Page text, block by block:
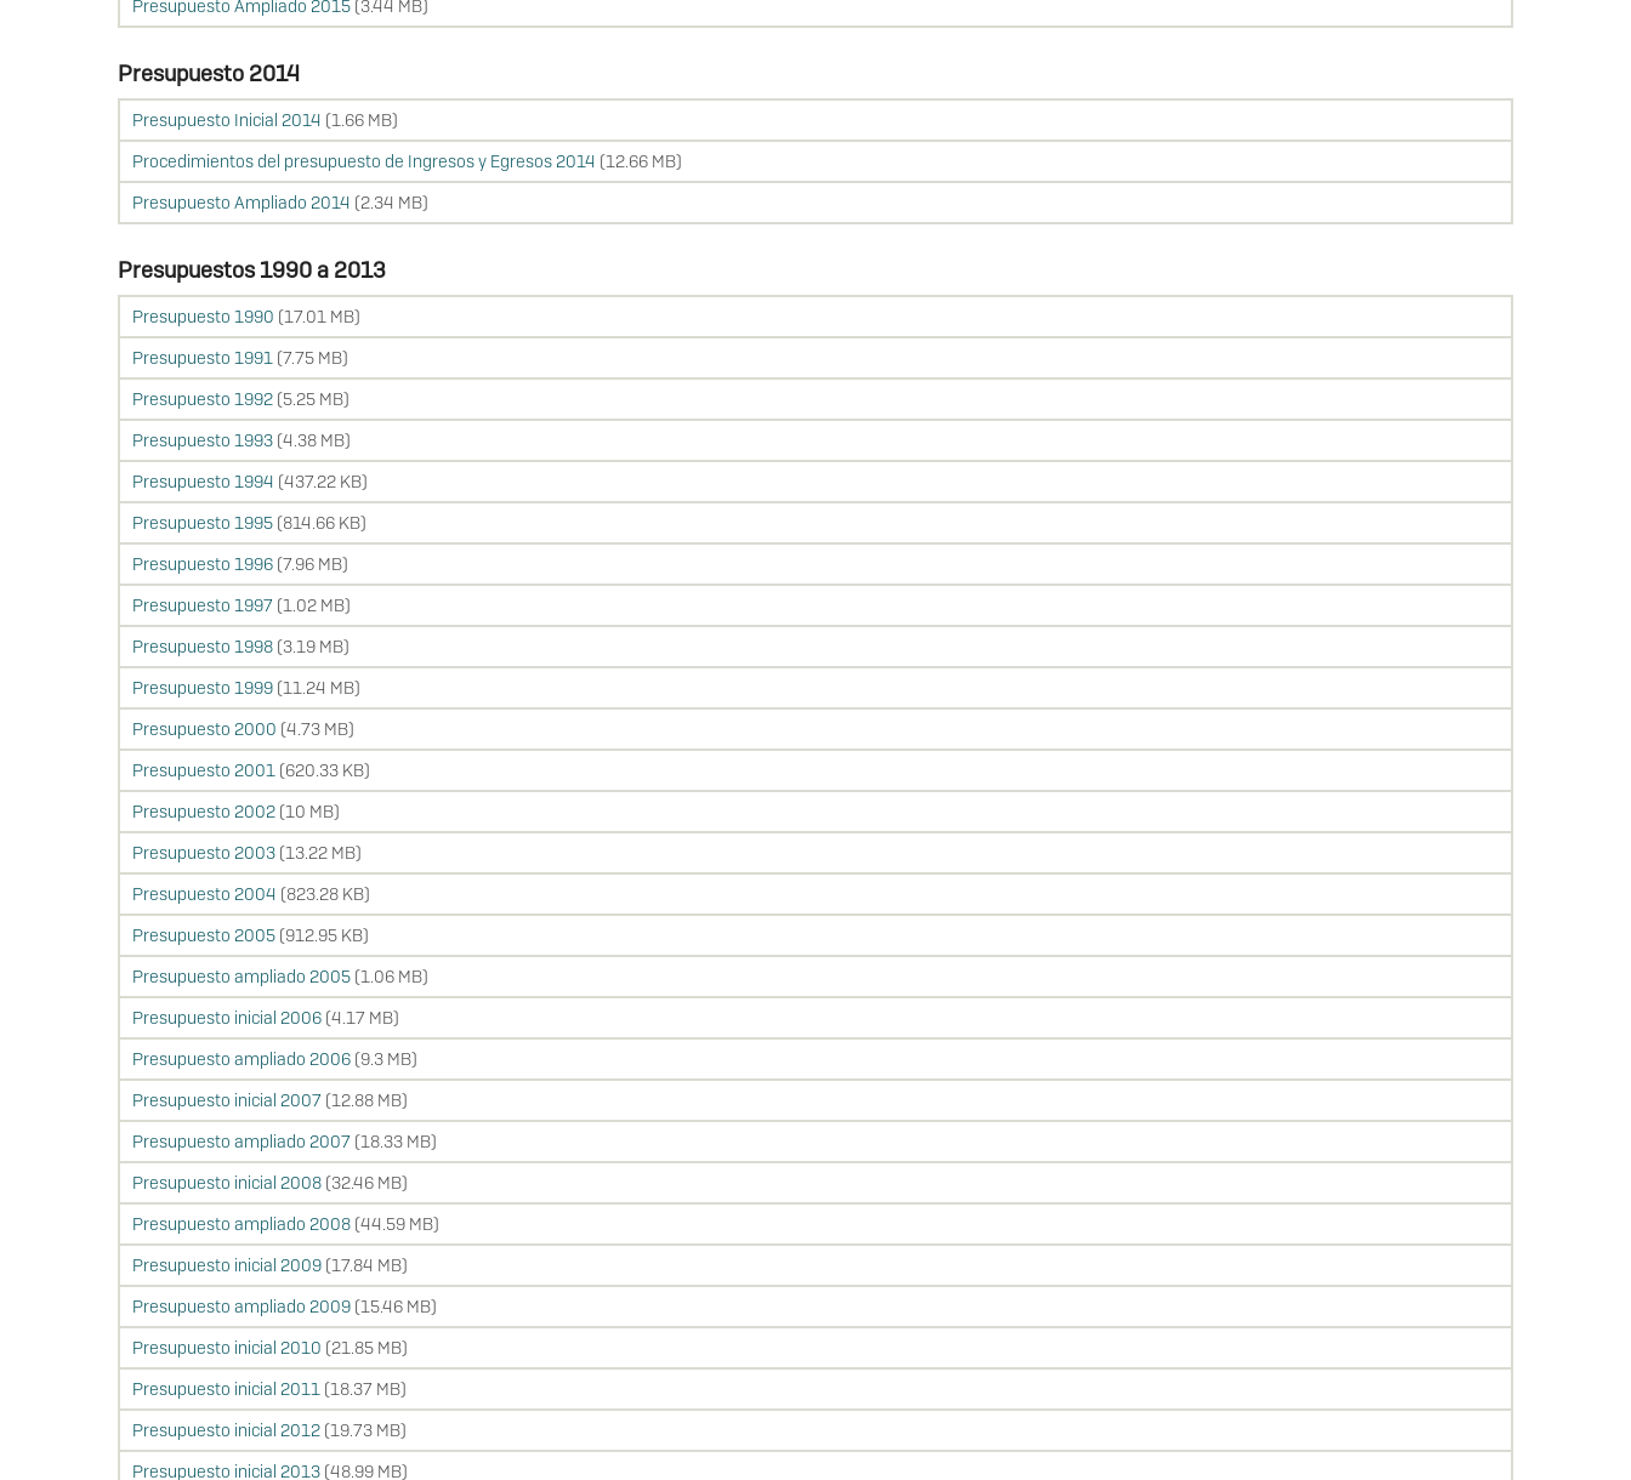
Presupuesto Ampliado 2015 (3.44 MB)
Presupuesto 2014
Presupuesto Inicial 2014 (1.66 MB)
Procedimientos del presupuesto de Ingresos y Egresos 2014 (12.66 MB)
Presupuesto Ampliado 2014 (2.34 MB)
Presupuestos 1990 a 2013
Presupuesto 1990 (17.01 MB)
Presupuesto 1991 (7.75 MB)
Presupuesto 1992 (5.25 MB)
Presupuesto 1993 (4.38 MB)
Presupuesto 1994 (437.22 KB)
Presupuesto 1995 (814.66 KB)
Presupuesto 1996 (7.96 MB)
Presupuesto 1997 (1.02 MB)
Presupuesto 1998 (3.19 MB)
Presupuesto 1999 (11.24 MB)
Presupuesto 2000 (4.73 MB)
Presupuesto 2001 (620.33 KB)
Presupuesto 2002 (10 MB)
Presupuesto 2003 (13.22 MB)
Presupuesto 2004 (823.28 KB)
Presupuesto 2005 (912.95 KB)
Presupuesto ampliado 2005 (1.06 MB)
Presupuesto inicial 2006 (4.17 MB)
Presupuesto ampliado 2006 (9.3 MB)
Presupuesto inicial 2007 (12.88 MB)
Presupuesto ampliado 2007 (18.33 MB)
Presupuesto inicial 2008 (32.46 MB)
Presupuesto ampliado 2008 (44.59 MB)
Presupuesto inicial 2009 (17.84 MB)
Presupuesto ampliado 2009 (15.46 MB)
Presupuesto inicial 2010 (21.85 MB)
Presupuesto inicial 2011 (18.37 MB)
Presupuesto inicial 2012 (19.73 MB)
Presupuesto inicial 2013 (48.99 MB)